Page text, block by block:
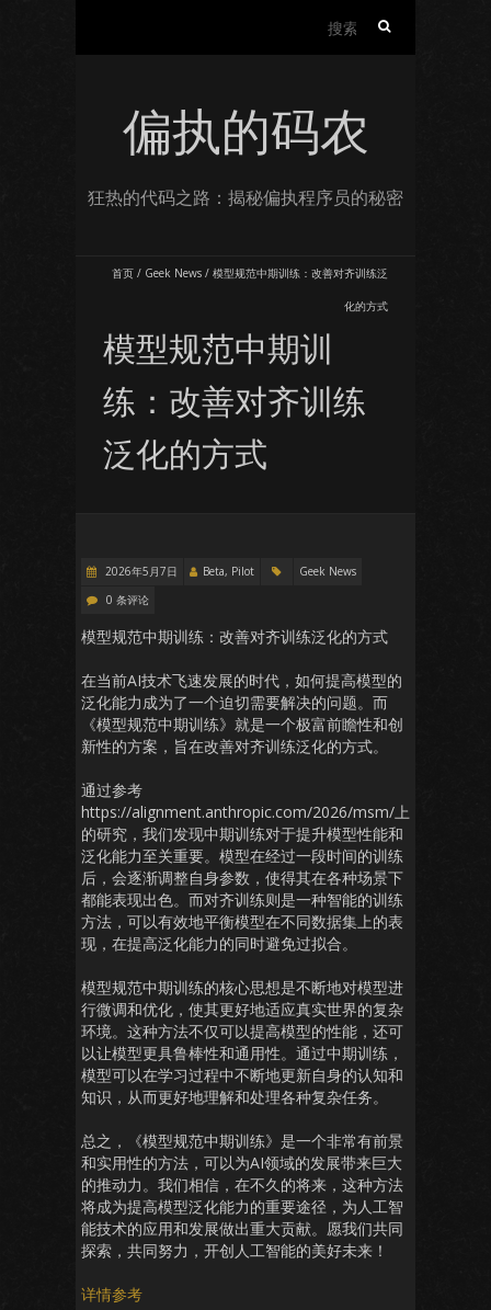
偏执的码农
狂热的代码之路：揭秘偏执程序员的秘密
首页 / Geek News / 模型规范中期训练：改善对齐训练泛
化的方式
模型规范中期训
练：改善对齐训练
泛化的方式
2026年5月7日 Beta, Pilot
Geek News
0 条评论
模型规范中期训练：改善对齐训练泛化的方式
在当前AI技术飞速发展的时代，如何提高模型的
泛化能力成为了一个迫切需要解决的问题。而
《模型规范中期训练》就是一个极富前瞻性和创
新性的方案，旨在改善对齐训练泛化的方式。
通过参考
https://alignment.anthropic.com/2026/msm/上
的研究，我们发现中期训练对于提升模型性能和
泛化能力至关重要。模型在经过一段时间的训练
后，会逐渐调整自身参数，使得其在各种场景下
都能表现出色。而对齐训练则是一种智能的训练
方法，可以有效地平衡模型在不同数据集上的表
现，在提高泛化能力的同时避免过拟合。
模型规范中期训练的核心思想是不断地对模型进
行微调和优化，使其更好地适应真实世界的复杂
环境。这种方法不仅可以提高模型的性能，还可
以让模型更具鲁棒性和通用性。通过中期训练，
模型可以在学习过程中不断地更新自身的认知和
知识，从而更好地理解和处理各种复杂任务。
总之，《模型规范中期训练》是一个非常有前景
和实用性的方法，可以为AI领域的发展带来巨大
的推动力。我们相信，在不久的将来，这种方法
将成为提高模型泛化能力的重要途径，为人工智
能技术的应用和发展做出重大贡献。愿我们共同
探索，共同努力，开创人工智能的美好未来！
详情参考